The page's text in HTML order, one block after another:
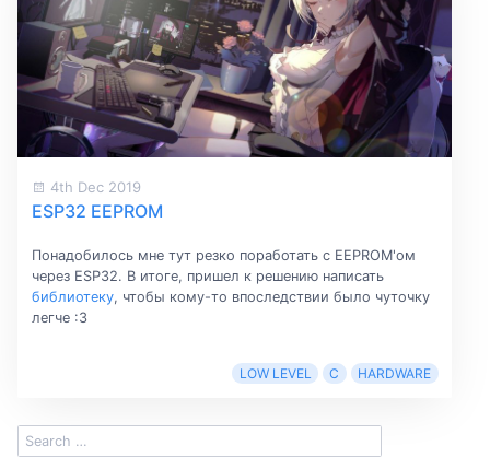
4th Dec 2019
ESP32 EEPROM
Понадобилось мне тут резко поработать с EEPROM'ом
через ESP32. В итоге, пришел к решению написать
библиотеку, чтобы кому-то впоследствии было чуточку
легче :3
LOW LEVEL C HARDWARE